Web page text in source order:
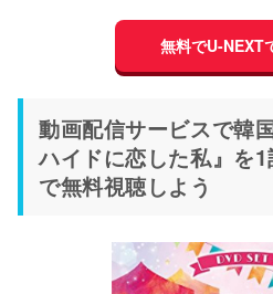
無料でU-NEXT
動画配信サービスで韓
ハイドに恋した私』を
で無料視聴しよう